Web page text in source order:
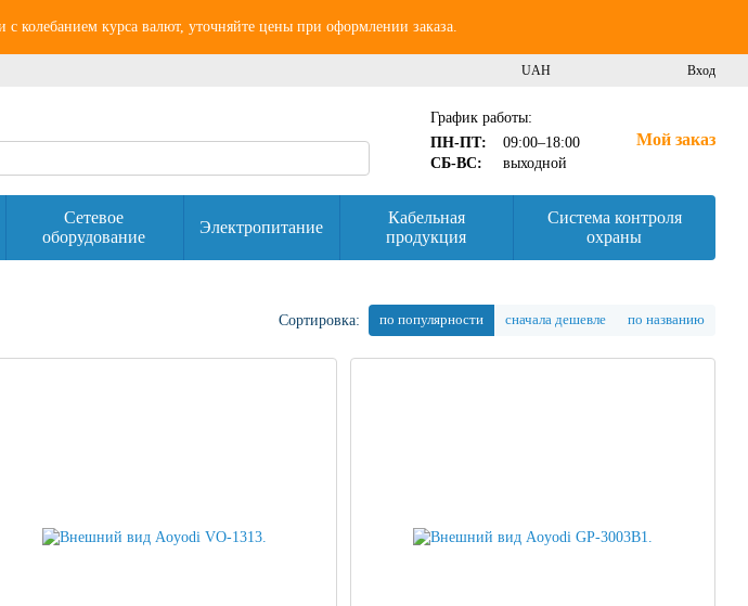
колебанием курса валют, уточняйте цены при оформлении заказа.
UAH Вход
График работы:
ПН-ПТ:
09:00–18:00
СБ-ВС:
выходной
Мой заказ
Сетевое
оборудование
Электропитание
Кабельная
продукция
Система контроля
охраны
Сортировка: по популярности сначала дешевле по названию